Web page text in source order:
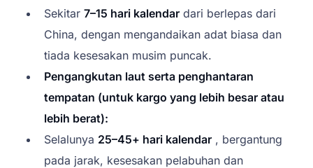
Sekitar 7–15 hari kalendar dari berlepas dari
China, dengan mengandaikan adat biasa dan
tiada kesesakan musim puncak.
Pengangkutan laut serta penghantaran
tempatan (untuk kargo yang lebih besar atau
lebih berat):
Selalunya 25–45+ hari kalendar , bergantung
pada jarak, kesesakan pelabuhan dan